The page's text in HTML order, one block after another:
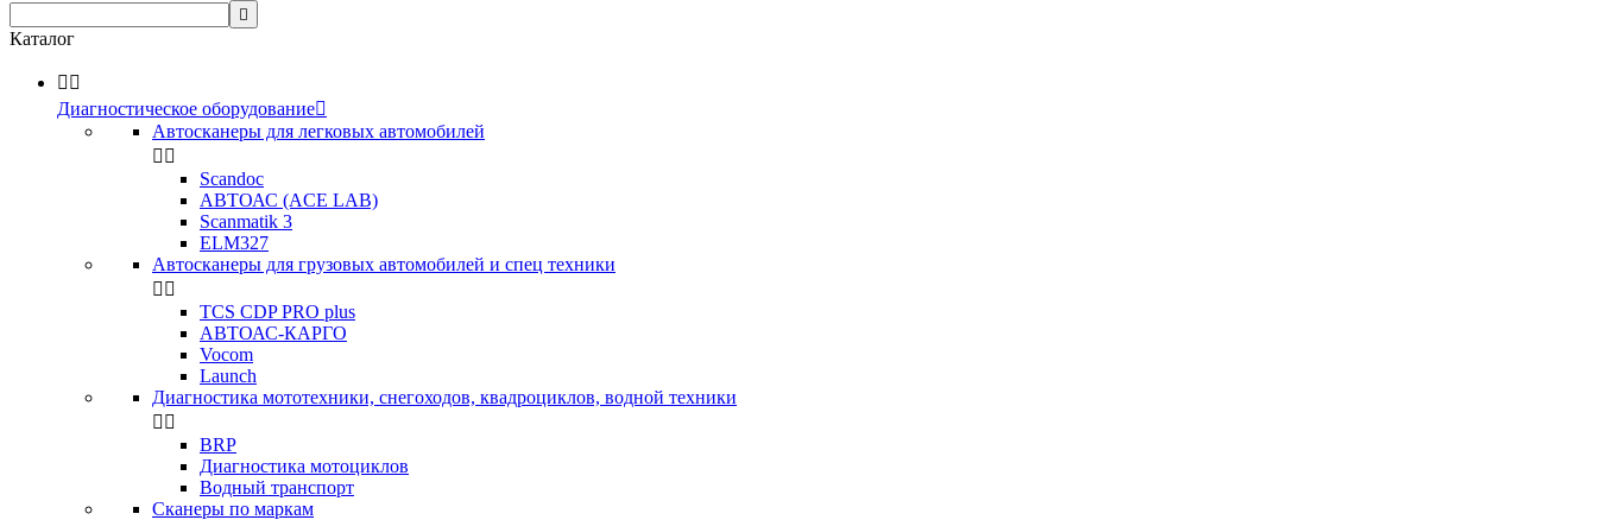

Каталог
 
Диагностическое оборудование
Автосканеры для легковых автомобилей
 
Scandoc
АВТОАС (ACE LAB)
Scanmatik 3
ELM327
Автосканеры для грузовых автомобилей и спец техники
 
TCS CDP PRO plus
АВТОАС-КАРГО
Vocom
Launch
Диагностика мототехники, снегоходов, квадроциклов, водной техники
 
BRP
Диагностика мотоциклов
Водный транспорт
Сканеры по маркам